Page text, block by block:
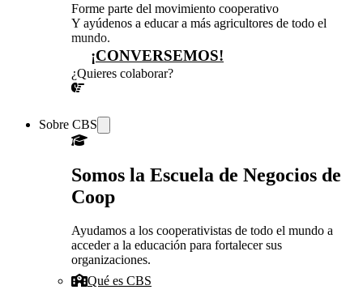
Forme parte del movimiento cooperativo
Y ayúdenos a educar a más agricultores de todo el
mundo.
¡CONVERSEMOS!
¿Quieres colaborar?
Sobre CBS
Somos la Escuela de Negocios de
Coop
Ayudamos a los cooperativistas de todo el mundo a
acceder a la educación para fortalecer sus
organizaciones.
Qué es CBS